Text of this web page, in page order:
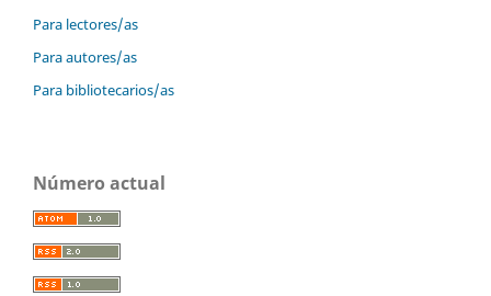
Para lectores/as
Para autores/as
Para bibliotecarios/as
Número actual